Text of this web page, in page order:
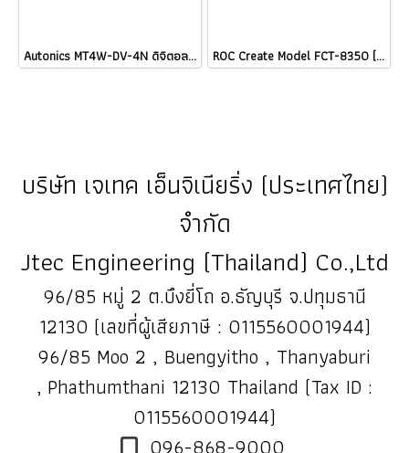
Autonics MT4W-DV-4N ดิจิตอลโวลต์มิเตอร์ PANEL METER MULTI PANEL METER / ราคา MT4W-DA-4N MT4W-AA-4N MT4W-AV-4N MT4W-DV-41 MT4W-DA-41 MT4W-AA-41 MT4W-AV-41 MS4W-DV-4N MS4W-DA-4N MT4Y-DV-4N MT4Y-DA-4N MT4Y-AA-4N MT4Y-AV-4N MT4Y-AA-40 MT4Y-DA-40 MT4Y-DV-40 ROC Create Model FCT-8350 (Probe sensor FLP-1600-L cable 5 M.) เครื่องวัดอัตราการไหล Flow Transmitter Flow meter / ราคา
บริษัท เจเทค เอ็นจิเนียริ่ง (ประเทศไทย)
จำกัด
Jtec Engineering (Thailand) Co.,Ltd
96/85 หมู่ 2 ต.บึงยี่โถ อ.ธัญบุรี จ.ปทุมธานี
12130 (เลขที่ผู้เสียภาษี : 0115560001944)
96/85 Moo 2 , Buengyitho , Thanyaburi
, Phathumthani 12130 Thailand (Tax ID :
0115560001944)